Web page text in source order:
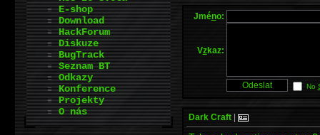
Jméno:
Vzkaz:
No
Dark Craft
E-shop
Download
HackForum
Diskuze
BugTrack
Seznam BT
Odkazy
Konference
Projekty
O nás